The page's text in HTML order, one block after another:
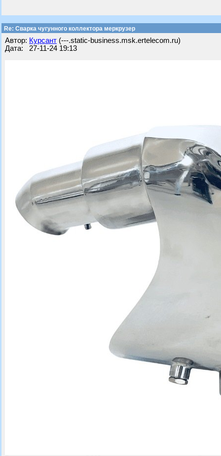
Re: Сварка чугунного коллектора меркрузер
Автор: Курсант (---.static-business.msk.ertelecom.ru)
Дата: 27-11-24 19:13